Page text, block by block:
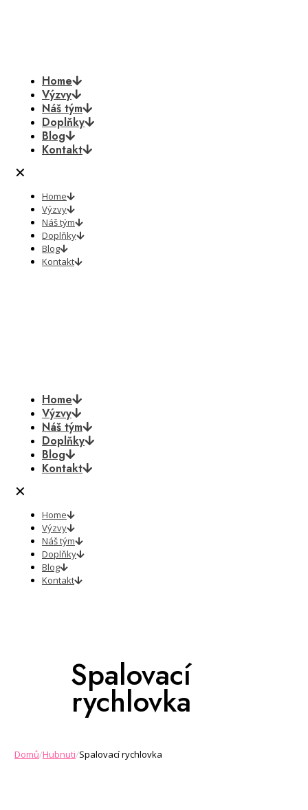
Home
Výzvy
Náš tým
Doplňky
Blog
Kontakt
✕
Home
Výzvy
Náš tým
Doplňky
Blog
Kontakt
Home
Výzvy
Náš tým
Doplňky
Blog
Kontakt
✕
Home
Výzvy
Náš tým
Doplňky
Blog
Kontakt
Spalovací
rychlovka
Domů/Hubnuti/Spalovací rychlovka